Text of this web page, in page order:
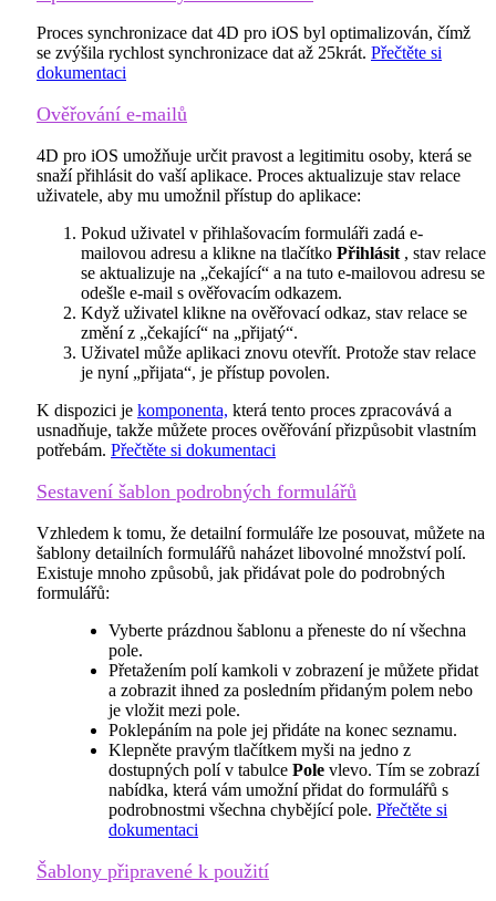
Proces synchronizace dat 4D pro iOS byl optimalizován, čímž
se zvýšila rychlost synchronizace dat až 25krát. Přečtěte si
dokumentaci
Ověřování e-mailů
4D pro iOS umožňuje určit pravost a legitimitu osoby, která se
snaží přihlásit do vaší aplikace. Proces aktualizuje stav relace
uživatele, aby mu umožnil přístup do aplikace:
Pokud uživatel v přihlašovacím formuláři zadá e-
mailovou adresu a klikne na tlačítko Přihlásit , stav relace
se aktualizuje na „čekající“ a na tuto e-mailovou adresu se
odešle e-mail s ověřovacím odkazem.
Když uživatel klikne na ověřovací odkaz, stav relace se
změní z „čekající“ na „přijatý“.
Uživatel může aplikaci znovu otevřít. Protože stav relace
je nyní „přijata“, je přístup povolen.
K dispozici je komponenta, která tento proces zpracovává a
usnadňuje, takže můžete proces ověřování přizpůsobit vlastním
potřebám. Přečtěte si dokumentaci
Sestavení šablon podrobných formulářů
Vzhledem k tomu, že detailní formuláře lze posouvat, můžete na
šablony detailních formulářů naházet libovolné množství polí.
Existuje mnoho způsobů, jak přidávat pole do podrobných
formulářů:
Vyberte prázdnou šablonu a přeneste do ní všechna
pole.
Přetažením polí kamkoli v zobrazení je můžete přidat
a zobrazit ihned za posledním přidaným polem nebo
je vložit mezi pole.
Poklepáním na pole jej přidáte na konec seznamu.
Klepněte pravým tlačítkem myši na jedno z
dostupných polí v tabulce Pole vlevo. Tím se zobrazí
nabídka, která vám umožní přidat do formulářů s
podrobnostmi všechna chybějící pole. Přečtěte si
dokumentaci
Šablony připravené k použití